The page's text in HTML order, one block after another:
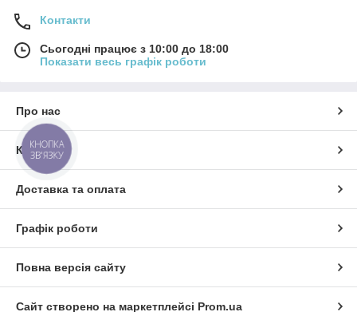
Контакти
Сьогодні працює з 10:00 до 18:00
Показати весь графік роботи
Про нас
Контакти
Доставка та оплата
Графік роботи
Повна версія сайту
Сайт створено на маркетплейсі Prom.ua
КНОПКА
ЗВ'ЯЗКУ